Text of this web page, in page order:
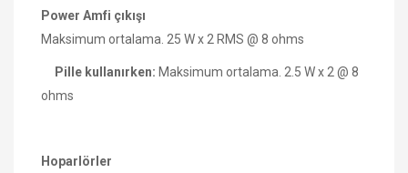
Power Amfi çıkışı
Maksimum ortalama. 25 W x 2 RMS @ 8 ohms
Pille kullanırken: Maksimum ortalama. 2.5 W x 2 @ 8
ohms
Hoparlörler